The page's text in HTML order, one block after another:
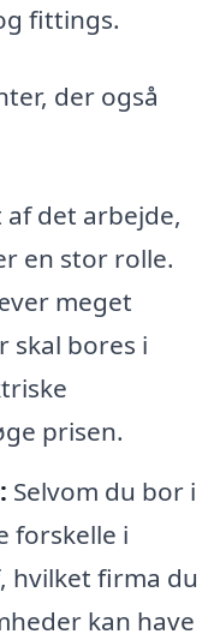
fittings.
der også
det arbejde,
en stor rolle.
meget
skal bores i
prisen.
Selvom du bor i
forskelle i
hvilket firma du
kan have